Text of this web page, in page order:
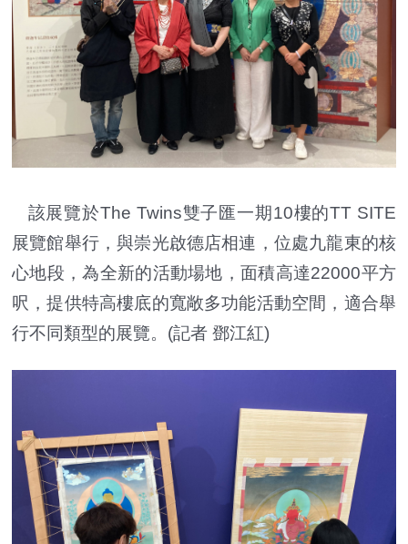
該展覽於The Twins雙子匯一期10樓的TT SITE
展覽館舉行，與崇光啟德店相連，位處九龍東的核
心地段，為全新的活動場地，面積高達22000平方
呎，提供特高樓底的寬敞多功能活動空間，適合舉
行不同類型的展覽。(記者 鄧江紅)